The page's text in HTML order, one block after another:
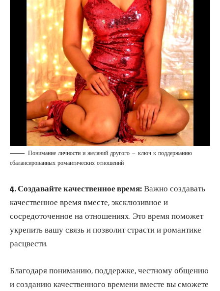
Понимание личности и желаний другого — ключ к поддержанию
сбалансированных романтических отношений
4. Создавайте качественное время: Важно создавать
качественное время вместе, эксклюзивное и
сосредоточенное на отношениях. Это время поможет
укрепить вашу связь и позволит страсти и романтике
расцвести.
Благодаря пониманию, поддержке, честному общению
и созданию качественного времени вместе вы сможете